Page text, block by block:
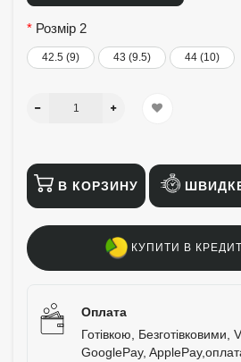
Розмір 2
42.5 (9) 43 (9.5) 44 (10)
В КОРЗИНУ
КУПИТИ В КРЕДИТ
Оплата
Готівкою, Безготівковими,
GooglePay,